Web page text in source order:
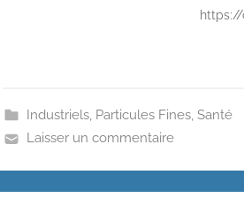
https://
Industriels, Particules Fines,Santé
Laisser un commentaire